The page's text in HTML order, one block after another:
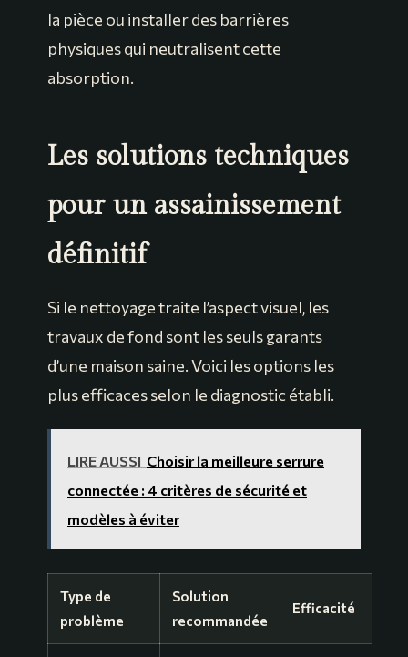
la pièce ou installer des barrières
physiques qui neutralisent cette
absorption.
Les solutions techniques
pour un assainissement
définitif
Si le nettoyage traite l’aspect visuel, les
travaux de fond sont les seuls garants
d’une maison saine. Voici les options les
plus efficaces selon le diagnostic établi.
LIRE AUSSI Choisir la meilleure serrure
connectée : 4 critères de sécurité et
modèles à éviter
Type de
problème
Solution
recommandée
Efficacité